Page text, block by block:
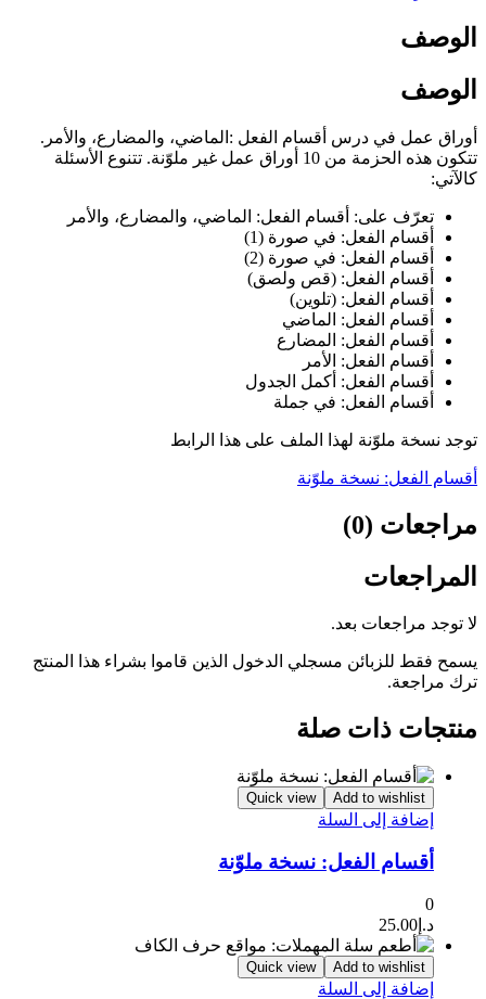
الوصف
الوصف
أوراق عمل في درس أقسام الفعل :الماضي، والمضارع، والأمر.
تتكون هذه الحزمة من 10 أوراق عمل غير ملوّنة. تتنوع الأسئلة
كالآتي:
تعرّف على: أقسام الفعل: الماضي، والمضارع، والأمر
أقسام الفعل: في صورة (1)
أقسام الفعل: في صورة (2)
أقسام الفعل: (قص ولصق)
أقسام الفعل: (تلوين)
أقسام الفعل: الماضي
أقسام الفعل: المضارع
أقسام الفعل: الأمر
أقسام الفعل: أكمل الجدول
أقسام الفعل: في جملة
توجد نسخة ملوّنة لهذا الملف على هذا الرابط
أقسام الفعل: نسخة ملوّنة
مراجعات (0)
المراجعات
لا توجد مراجعات بعد.
يسمح فقط للزبائن مسجلي الدخول الذين قاموا بشراء هذا المنتج
ترك مراجعة.
منتجات ذات صلة
Add to wishlist
Quick view
إضافة إلى السلة
أقسام الفعل: نسخة ملوّنة
0
د.إ 25.00
Add to wishlist
Quick view
إضافة إلى السلة